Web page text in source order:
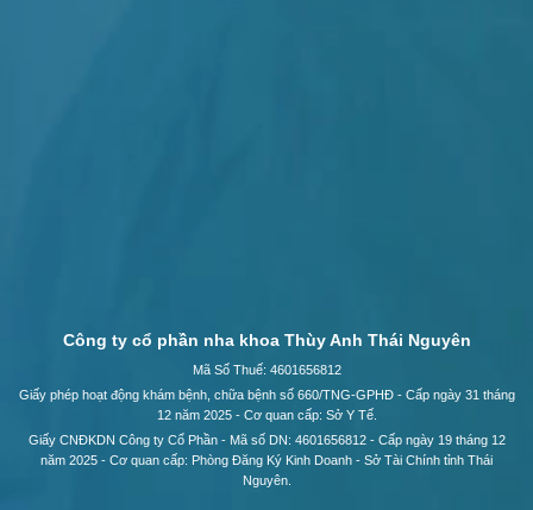
Công ty cổ phần nha khoa Thùy Anh Thái Nguyên
Mã Số Thuế: 4601656812
Giấy phép hoạt động khám bệnh, chữa bệnh số 660/TNG-GPHĐ - Cấp ngày 31 tháng
12 năm 2025 - Cơ quan cấp: Sở Y Tế.
Giấy CNĐKDN Công ty Cổ Phần - Mã số DN: 4601656812 - Cấp ngày 19 tháng 12
năm 2025 - Cơ quan cấp: Phòng Đăng Ký Kinh Doanh - Sở Tài Chính tỉnh Thái
Nguyên.